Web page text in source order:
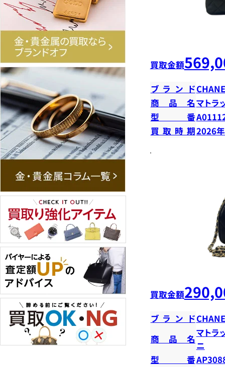
買取金額
ブランド
商品名マトラ
型番
買取時期2026
買取金額
ブランド
商品名
マトラ
ニ
型番